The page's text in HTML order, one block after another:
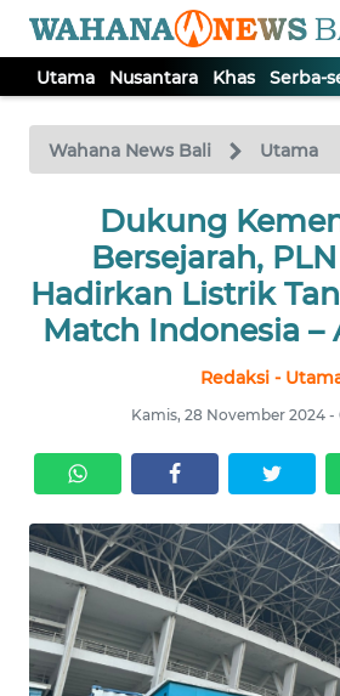
Utama Nusantara Khas Serba-
Wahana News Bali Utama
Dukung
Bersejarah,
Hadirkan Listrik
Match Indonesia –
Redaksi -
Kamis, 28 November 2024 -
TV
Tutup
NUSANTARA
SERBI
Informasi
INDEKS
BERITA